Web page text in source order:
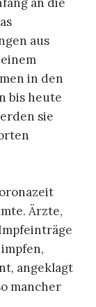
aus
in den
bis heute
sie
Ärzte,
angeklagt
mancher